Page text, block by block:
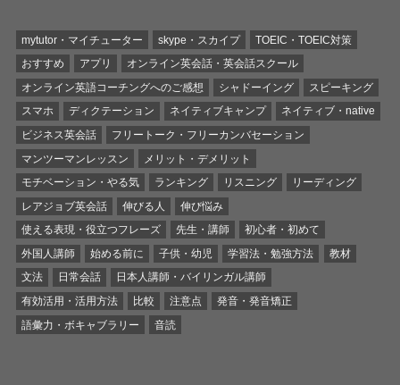
mytutor・マイチューター skype・スカイプ
TOEIC・TOEIC対策
おすすめ
アプリ
オンライン英会話・英会話スクール
オンライン英語コーチングへのご感想
シャドーイング
スピーキング
スマホ
ディクテーション ネイティブキャンプ
ネイティブ・native
ビジネス英会話
フリートーク・フリーカンバセーション
マンツーマンレッスン
メリット・デメリット
モチベーション・やる気
ランキング リスニング
リーディング
レアジョブ英会話
伸びる人
伸び悩み
使える表現・役立つフレーズ
先生・講師
初心者・初めて
外国人講師
始める前に 子供・幼児 学習法・勉強方法
教材
文法
日常会話
日本人講師・バイリンガル講師
有効活用・活用方法
比較 注意点
発音・発音矯正
語彙力・ボキャブラリー
音読